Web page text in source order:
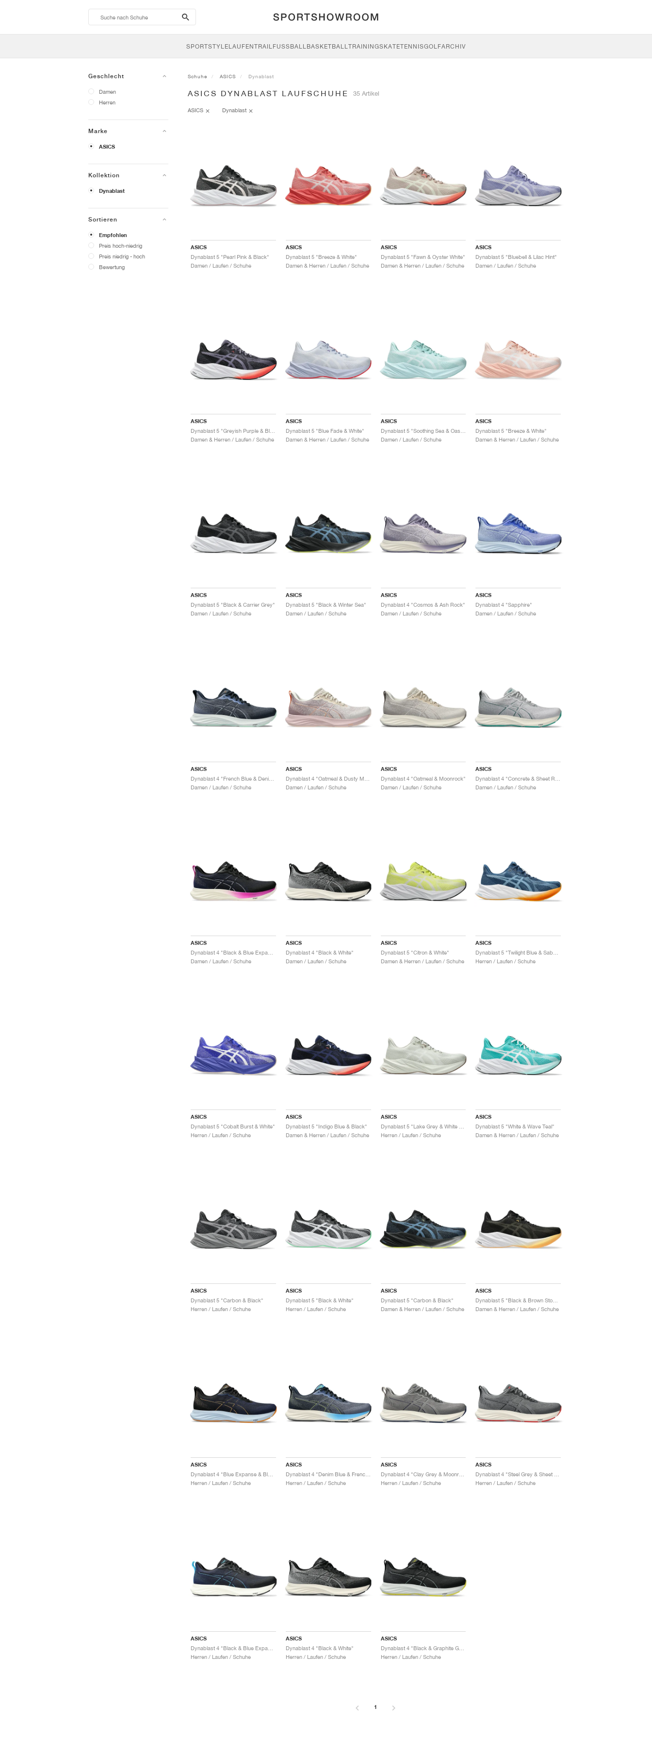
search-
btn
SPORTSTYLELAUFENTRAILFUSSBALL BASKETBALLTRAININGSKATETENNISGOLFARCHIV
Geschlecht
Damen
Herren
Marke
ASICS
Kollektion
Dynablast
Sortieren
Empfohlen
Preis hoch-niedrig
Preis niedrig - hoch
Bewertung
Schuhe ASICS Dynablast
ASICS DYNABLAST LAUFSCHUHE 35 Artikel
ASICS Dynablast
ASICS
Dynablast 5 "Pearl Pink & Black"
Damen / Laufen / Schuhe
ASICS
Dynablast 5 "Breeze & White"
Damen & Herren / Laufen / Schuhe
ASICS
Dynablast 5 "Fawn & Oyster White"
Damen & Herren / Laufen / Schuhe
ASICS
Dynablast 5 "Bluebell & Lilac Hint"
Damen / Laufen / Schuhe
ASICS
Damen & Herren / Laufen / Schuhe
ASICS
Dynablast 5 "Blue Fade & White"
Damen & Herren / Laufen / Schuhe
ASICS
Damen / Laufen / Schuhe
ASICS
Dynablast 5 "Breeze & White"
Damen & Herren / Laufen / Schuhe
ASICS
Dynablast 5 "Black & Carrier Grey"
Damen / Laufen / Schuhe
ASICS
Dynablast 5 "Black & Winter Sea"
Damen / Laufen / Schuhe
ASICS
Dynablast 4 "Cosmos & Ash Rock"
Damen / Laufen / Schuhe
ASICS
Dynablast 4 "Sapphire"
Damen / Laufen / Schuhe
ASICS
Damen / Laufen / Schuhe
ASICS
Damen / Laufen / Schuhe
ASICS
Dynablast 4 "Oatmeal & Moonrock"
Damen / Laufen / Schuhe
ASICS
Damen / Laufen / Schuhe
ASICS
Damen / Laufen / Schuhe
ASICS
Dynablast 4 "Black & White"
Damen / Laufen / Schuhe
ASICS
Dynablast 5 "Citron & White"
Damen & Herren / Laufen / Schuhe
ASICS
Herren / Laufen / Schuhe
ASICS
Dynablast 5 "Cobalt Burst & White"
Herren / Laufen / Schuhe
ASICS
Dynablast 5 "Indigo Blue & Black"
Damen & Herren / Laufen / Schuhe
ASICS
Herren / Laufen / Schuhe
ASICS
Dynablast 5 "White & Wave Teal"
Damen & Herren / Laufen / Schuhe
ASICS
Dynablast 5 "Carbon & Black"
Herren / Laufen / Schuhe
ASICS
Dynablast 5 "Black & White"
Herren / Laufen / Schuhe
ASICS
Dynablast 5 "Carbon & Black"
Damen & Herren / Laufen / Schuhe
ASICS
Damen & Herren / Laufen / Schuhe
ASICS
Herren / Laufen / Schuhe
ASICS
Dynablast 4 "Denim Blue & French Blue"
Herren / Laufen / Schuhe
ASICS
Dynablast 4 "Clay Grey & Moonrock"
Herren / Laufen / Schuhe
ASICS
Herren / Laufen / Schuhe
ASICS
Herren / Laufen / Schuhe
ASICS
Dynablast 4 "Black & White"
Herren / Laufen / Schuhe
ASICS
Dynablast 4 "Black & Graphite Grey"
Herren / Laufen / Schuhe
1